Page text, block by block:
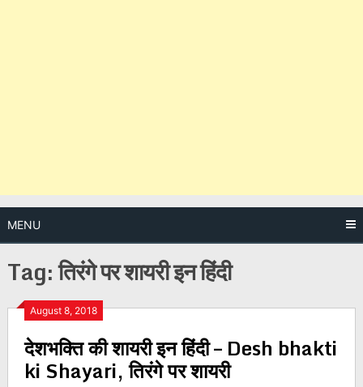
MENU
Tag:तिरंगे पर शायरी इन हिंदी
August 8, 2018
देशभक्ति की शायरी इन हिंदी – Desh bhakti
ki Shayari, तिरंगे पर शायरी
Posts
navigation